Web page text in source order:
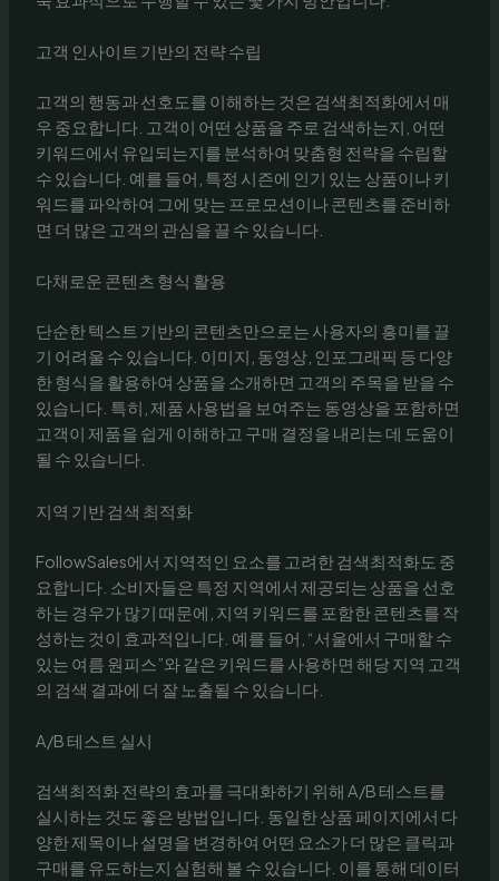
고객 인사이트 기반의 전략 수립
고객의 행동과 선호도를 이해하는 것은 검색최적화에서 매
우 중요합니다. 고객이 어떤 상품을 주로 검색하는지, 어떤
키워드에서 유입되는지를 분석하여 맞춤형 전략을 수립할
수 있습니다. 예를 들어, 특정 시즌에 인기 있는 상품이나 키
워드를 파악하여 그에 맞는 프로모션이나 콘텐츠를 준비하
면 더 많은 고객의 관심을 끌 수 있습니다.
다채로운 콘텐츠 형식 활용
단순한 텍스트 기반의 콘텐츠만으로는 사용자의 흥미를 끌
기 어려울 수 있습니다. 이미지, 동영상, 인포그래픽 등 다양
한 형식을 활용하여 상품을 소개하면 고객의 주목을 받을 수
있습니다. 특히, 제품 사용법을 보여주는 동영상을 포함하면
고객이 제품을 쉽게 이해하고 구매 결정을 내리는 데 도움이
될 수 있습니다.
지역 기반 검색 최적화
FollowSales에서 지역적인 요소를 고려한 검색최적화도 중
요합니다. 소비자들은 특정 지역에서 제공되는 상품을 선호
하는 경우가 많기 때문에, 지역 키워드를 포함한 콘텐츠를 작
성하는 것이 효과적입니다. 예를 들어, “서울에서 구매할 수
있는 여름 원피스”와 같은 키워드를 사용하면 해당 지역 고객
의 검색 결과에 더 잘 노출될 수 있습니다.
A/B 테스트 실시
검색최적화 전략의 효과를 극대화하기 위해 A/B 테스트를
실시하는 것도 좋은 방법입니다. 동일한 상품 페이지에서 다
양한 제목이나 설명을 변경하여 어떤 요소가 더 많은 클릭과
구매를 유도하는지 실험해 볼 수 있습니다. 이를 통해 데이터